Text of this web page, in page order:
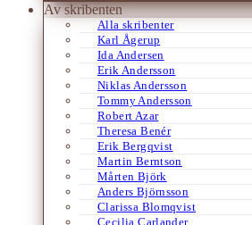
Av skribenten
Alla skribenter
Karl Ågerup
Ida Andersen
Erik Andersson
Niklas Andersson
Tommy Andersson
Robert Azar
Theresa Benér
Erik Bergqvist
Martin Berntson
Mårten Björk
Anders Björnsson
Clarissa Blomqvist
Cecilia Carlander